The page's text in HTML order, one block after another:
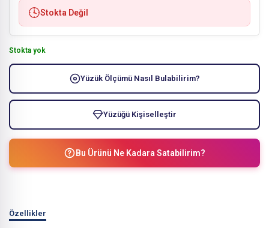
Stokta Değil
Stokta yok
Yüzük Ölçümü Nasıl Bulabilirim?
Yüzüğü Kişiselleştir
Bu Ürünü Ne Kadara Satabilirim?
Özellikler